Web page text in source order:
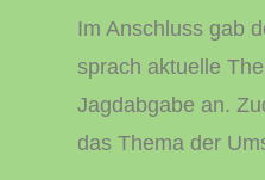
Im Anschluss gab
sprach aktuelle
Jagdabgabe an.
das Thema der